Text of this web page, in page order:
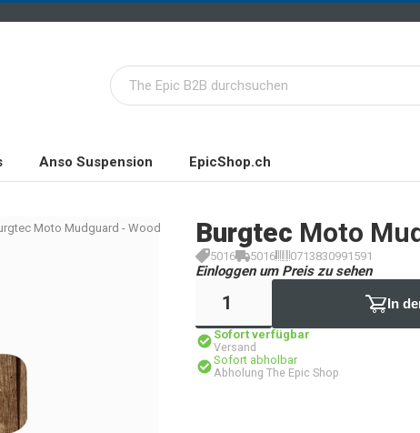
Anso Suspension EpicShop.ch
Moto Mudguard - Wood Burgtec Moto
5016 5016 0713830991591
Einloggen um Preis zu sehen
In
Sofort verfügbar
Versand
Sofort abholbar
Abholung The Epic Shop